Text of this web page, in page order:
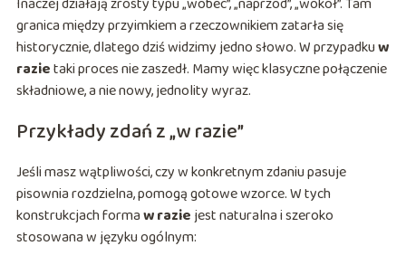
granica między przyimkiem a rzeczownikiem zatarła się
historycznie, dlatego dziś widzimy jedno słowo. W przypadkuw
razietaki proces nie zaszedł. Mamy więc klasyczne połączenie
składniowe, a nie nowy, jednolity wyraz.
Przykłady zdań z „w razie”
Jeśli masz wątpliwości, czy w konkretnym zdaniu pasuje
pisownia rozdzielna, pomogą gotowe wzorce. W tych
konstrukcjach formaw raziejest naturalna i szeroko
stosowana w języku ogólnym: